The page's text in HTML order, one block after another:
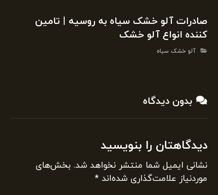
صادرات آلو خشک سیاه به روسیه | تامین
کننده انواع آلو خشک
آلو خشک سیاه
بدون دیدگاه
دیدگاهتان را بنویسید
نشانی ایمیل شما منتشر نخواهد شد. بخش‌های
موردنیاز علامت‌گذاری شده‌اند*